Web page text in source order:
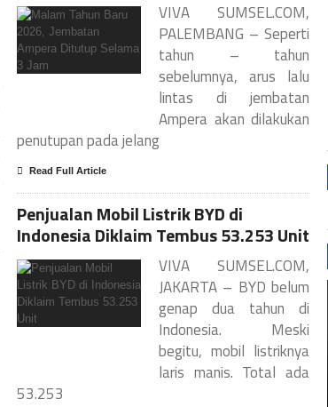
VIVA SUMSEL.COM,
PALEMBANG – Seperti
tahun – tahun
sebelumnya, arus lalu
lintas di jembatan
Ampera akan dilakukan
penutupan pada jelang
Read Full Article
Penjualan Mobil Listrik BYD di
Indonesia Diklaim Tembus 53.253 Unit
VIVA SUMSEL.COM,
JAKARTA – BYD belum
genap dua tahun di
Indonesia. Meski
begitu, mobil listriknya
laris manis. Total ada
53.253